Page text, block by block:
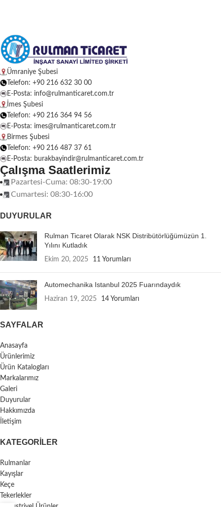
Ümraniye Şubesi
Telefon: +90 216 632 30 00
E-Posta: info@rulmanticaret.com.tr
İmes Şubesi
Telefon: +90 216 364 94 56
E-Posta: imes@rulmanticaret.com.tr
Birmes Şubesi
Telefon: +90 216 487 37 61
E-Posta: burakbayindir@rulmanticaret.com.tr
Çalışma Saatlerimiz
Pazartesi-Cuma: 08:30-19:00
Cumartesi: 08:30-16:00
DUYURULAR
Rulman Ticaret Olarak NSK Distribütörlüğümüzün 1.
Yılını Kutladık
Ekim 20, 2025 11 Yorumları
Automechanika Istanbul 2025 Fuarındaydık
Haziran 19, 2025 14 Yorumları
SAYFALAR
Anasayfa
Ürünlerimiz
Ürün Katalogları
Markalarımız
Galeri
Duyurular
Hakkımızda
İletişim
KATEGORILER
Rulmanlar
Kayışlar
Keçe
Tekerlekler